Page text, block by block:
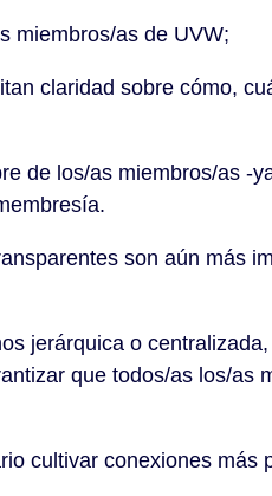
miembros/as de UVW;
claridad sobre cómo,
de los/as miembros/as -
son aún más
jerárquica o
que todos/as los/as
cultivar conexiones más